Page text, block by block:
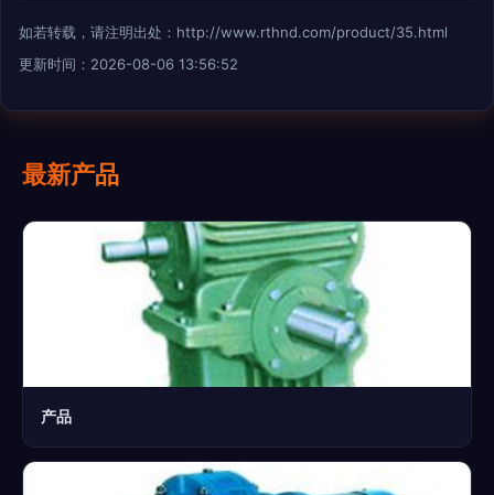
如若转载，请注明出处：http://www.rthnd.com/product/35.html
更新时间：2026-08-06 13:56:52
最新产品
产品